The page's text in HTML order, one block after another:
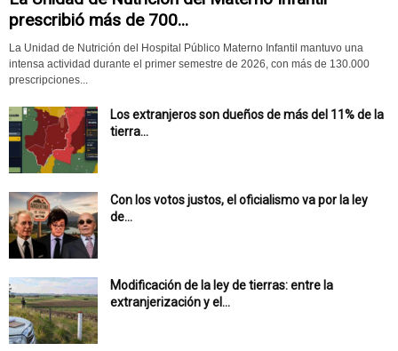
prescribió más de 700...
La Unidad de Nutrición del Hospital Público Materno Infantil mantuvo una
intensa actividad durante el primer semestre de 2026, con más de 130.000
prescripciones...
Los extranjeros son dueños de más del 11% de la
tierra...
Con los votos justos, el oficialismo va por la ley
de...
Modificación de la ley de tierras: entre la
extranjerización y el...